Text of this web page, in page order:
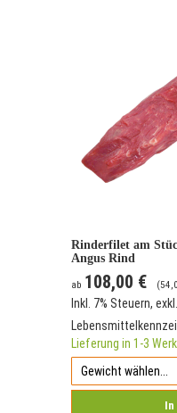
Rinderfilet am
Angus Rind
ab 108,00 € (
Inkl. 7% Steuern,
Lieferung in 1-3
In